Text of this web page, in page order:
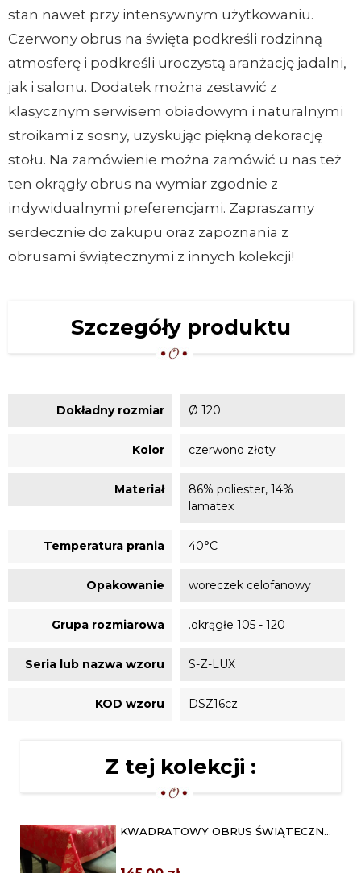
stan nawet przy intensywnym użytkowaniu.
Czerwony obrus na święta podkreśli rodzinną
atmosferę i podkreśli uroczystą aranżację jadalni,
jak i salonu. Dodatek można zestawić z
klasycznym serwisem obiadowym i naturalnymi
stroikami z sosny, uzyskując piękną dekorację
stołu. Na zamówienie można zamówić u nas też
ten okrągły obrus na wymiar zgodnie z
indywidualnymi preferencjami. Zapraszamy
serdecznie do zakupu oraz zapoznania z
obrusami świątecznymi z innych kolekcji!
Szczegóły produktu
Dokładny rozmiar Ø 120
Kolor czerwono złoty
Materiał
86% poliester, 14%
lamatex
Temperatura prania 40°C
Opakowanie woreczek celofanowy
Grupa rozmiarowa .okrągłe 105 - 120
Seria lub nazwa wzoru S-Z-LUX
KOD wzoru DSZ16cz
Z tej kolekcji :
KWADRATOWY OBRUS ŚWIĄTECZNY